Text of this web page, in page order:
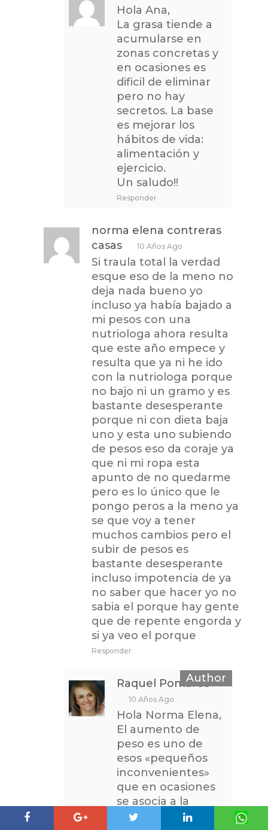
Hola Ana,
La grasa tiende a
acumularse en
zonas concretas y
en ocasiones es
dificil de eliminar
pero no hay
secretos. La base
es mejorar los
hábitos de vida:
alimentación y
ejercicio.
Un saludo!!
Responder
norma elena contreras
casas
10 Años Ago
Si traula total la verdad
esque eso de la meno no
deja nada bueno yo
incluso ya había bajado a
mi pesos con una
nutriologa ahora resulta
que este año empece y
resulta que ya ni he ido
con la nutriologa porque
no bajo ni un gramo y es
bastante desesperante
porque ni con dieta baja
uno y esta uno subiendo
de pesos eso da coraje ya
que ni mi ropa esta
apunto de no quedarme
pero es lo único que le
pongo peros a la meno ya
se que voy a tener
muchos cambios pero el
subir de pesos es
bastante desesperante
incluso impotencia de ya
no saber que hacer yo no
sabia el porque hay gente
que de repente engorda y
si ya veo el porque
Responder
Raquel Pomares
10 Años Ago
Hola Norma Elena,
El aumento de
peso es uno de
esos «pequeños
inconvenientes»
que en ocasiones
se asocia a la
menopausia. La